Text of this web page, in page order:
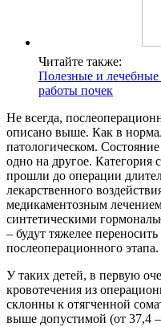
Читайте также:
Полезные и лечебные
работы почек
Не всегда,
описано выше. Как в
патологическом.
одно на другое. Категория
прошли до операции
лекарственного
медикаментозным
синтетическими
– будут тяжелее
послеоперационного этапа.
У таких детей, в первую
кровотечения из
склонны к отягченной
выше допустимой (от 37,4